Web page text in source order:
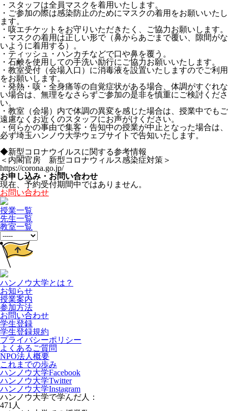
・スタッフは全員マスクを着用いたします。
・ご参加の際は感染防止のためにマスクの着用をお願いいたし
ます。
・咳エチケットをお守りいただきたく、ご協力お願いします。
・マスクの着用は正しい形で（鼻からあごまで覆い、隙間がな
いように着用する）。
・ティッシュ・ハンカチなどで口や鼻を覆う。
・石鹸を使用しての手洗い励行にご協力お願いいたします。
・教室受付（会場入口）に消毒液を設置いたしますのでご利用
をお願いします。
・発熱・咳・全身痛等の自覚症状がある場合、体調がすぐれな
い場合は、無理をなさらずご参加の是非を慎重にご検討くださ
い。
・教室（会場）内で体調の異変を感じた場合は、授業中でもご
遠慮なくお近くのスタッフにお声がけください。
・何らかの事由で集客・告知中の授業が中止となった場合は、
必ず埼玉ハンノウ大学ウェブサイトで告知いたします。
◆新型コロナウイルスに関する参考情報
＜内閣官房 新型コロナウィルス感染症対策＞
https://corona.go.jp/
お申し込み・お問い合わせ
現在、予約受付期間中ではありません。
お問い合わせ
授業一覧
先生一覧
教室一覧
ハンノウ大学とは？
お知らせ
授業案内
参加方法
お問い合わせ
学生登録
学生登録規約
プライバシーポリシー
よくあるご質問
NPO法人概要
これまでの歩み
ハンノウ大学Facebook
ハンノウ大学Twitter
ハンノウ大学Instagram
ハンノウ大学で学んだ人：
471 人